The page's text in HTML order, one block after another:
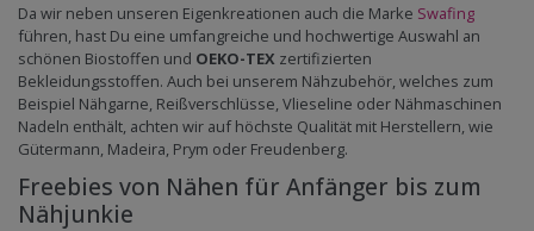
Da wir neben unseren Eigenkreationen auch die Marke Swafing
führen, hast Du eine umfangreiche und hochwertige Auswahl an
schönen Biostoffen und OEKO-TEX zertifizierten
Bekleidungsstoffen. Auch bei unserem Nähzubehör, welches zum
Beispiel Nähgarne, Reißverschlüsse, Vlieseline oder Nähmaschinen
Nadeln enthält, achten wir auf höchste Qualität mit Herstellern, wie
Gütermann, Madeira, Prym oder Freudenberg.
Freebies von Nähen für Anfänger bis zum
Nähjunkie